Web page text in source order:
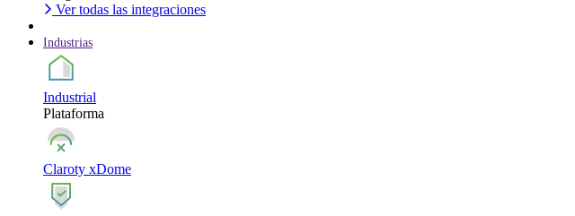
Ver todas las integraciones
Industrias
Industrial
Plataforma
Claroty xDome